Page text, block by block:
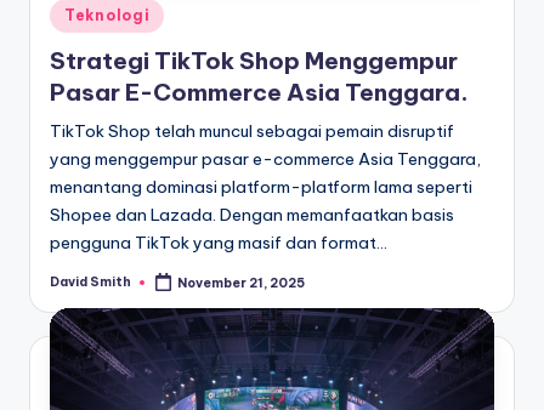
Posted
in
Teknologi
Strategi TikTok Shop Menggempur
Pasar E-Commerce Asia Tenggara.
TikTok Shop telah muncul sebagai pemain disruptif
yang menggempur pasar e-commerce Asia Tenggara,
menantang dominasi platform-platform lama seperti
Shopee dan Lazada. Dengan memanfaatkan basis
pengguna TikTok yang masif dan format…
Posted
David Smith November 21, 2025